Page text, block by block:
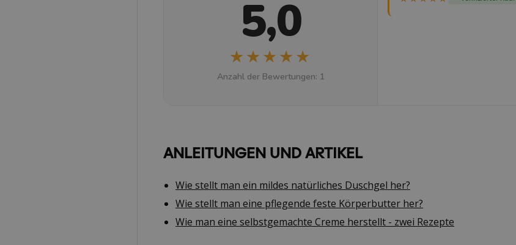
5,0
★★★★★
★★★★★
Anzahl der Bewertungen: 1
ANLEITUNGEN UND ARTIKEL
Wie stellt man ein mildes natürliches Duschgel her?
Wie stellt man eine pflegende feste Körperbutter her?
Wie man eine selbstgemachte Creme herstellt - zwei Rezepte